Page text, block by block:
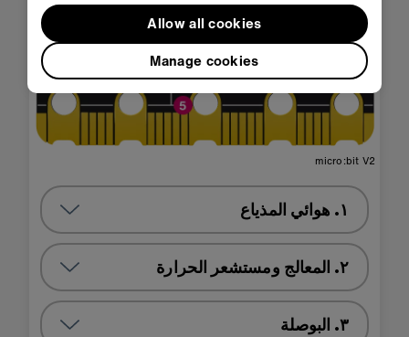
micro:bit V2
١. هوائي المذياع
٢. المعالج ومستشعر الحرارة
٣. البوصلة
Manage cookies
Allow all cookies